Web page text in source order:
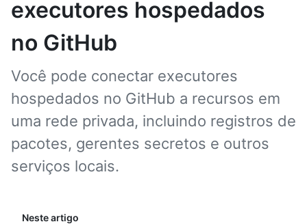
executores hospedados
no GitHub
Você pode conectar executores
hospedados no GitHub a recursos em
uma rede privada, incluindo registros de
pacotes, gerentes secretos e outros
serviços locais.
Neste artigo